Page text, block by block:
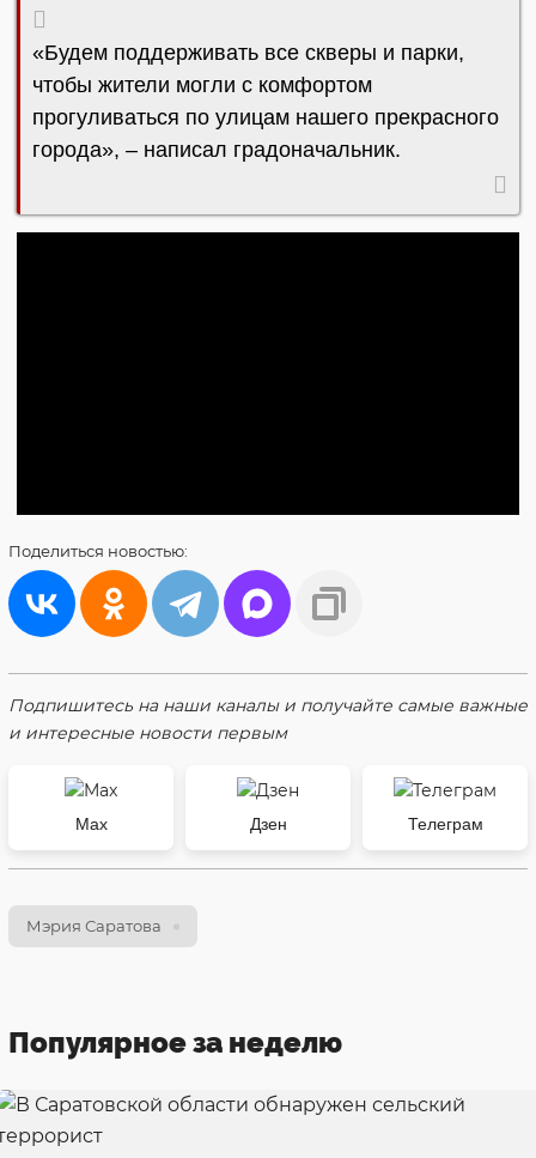
«Будем поддерживать все скверы и парки,
чтобы жители могли с комфортом
прогуливаться по улицам нашего прекрасного
города», – написал градоначальник.
Поделиться новостью:
Подпишитесь на наши каналы и получайте самые важные
и интересные новости первым
Max Дзен Телеграм
Мэрия Саратова
Популярное за неделю